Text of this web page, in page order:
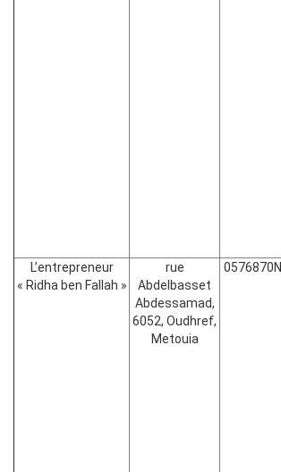
L’entrepreneur
« Ridha ben Fallah »
rue
Abdelbasset
Abdessamad,
6052, Oudhref,
Metouia
0576870N